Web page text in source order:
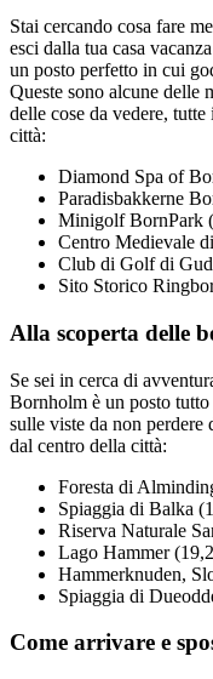
Stai cercando cosa fare
esci dalla tua casa
un posto perfetto in cui
Queste sono alcune delle
delle cose da vedere,
città:
Diamond Spa of
Paradisbakkerne
Minigolf BornPark
Centro Medievale
Club di Golf di
Sito Storico
Alla scoperta delle
Se sei in cerca di
Bornholm è un posto
sulle viste da non
dal centro della città:
Foresta di
Spiaggia di Balka
Riserva Naturale
Lago Hammer
Hammerknuden,
Spiaggia di
Come arrivare e